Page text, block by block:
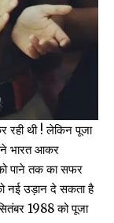
रही थी ! लेकिन पूजा
भारत आकर
पाने तक का सफर
नई उड़ान दे सकता है
1988 को पूजा